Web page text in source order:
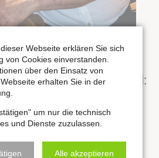
für Sopran & Orgel:
Hand voll
zu Naumburg
Webseite erklären Sie sich
von Cookies einverstanden.
über den Einsatz von
erhalten Sie in der
um nur die technisch
und Dienste zuzulassen.
Alle akzeptieren